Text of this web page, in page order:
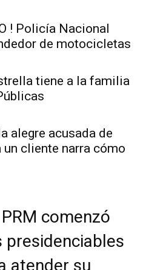
! Policía Nacional
de motocicletas
tiene a la familia
alegre acusada de
cliente narra cómo
comenzó
presidenciables
atender su